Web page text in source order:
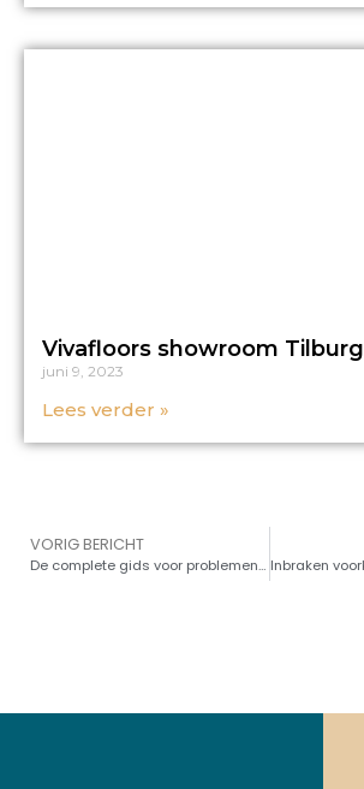
Vivafloors showroom Tilburg
juni 9, 2023
Lees verder »
VORIG BERICHT
De complete gids voor problemen en oplossingen voor thuisafvoer